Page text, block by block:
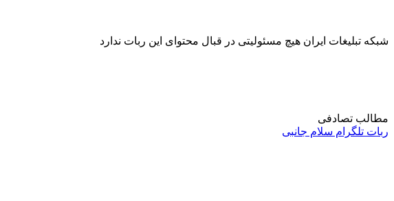
شبکه تبلیغات ایران هیچ مسئولیتی در قبال محتوای این ربات ندارد
مطالب تصادفی
ربات تلگرام سلام جانبی